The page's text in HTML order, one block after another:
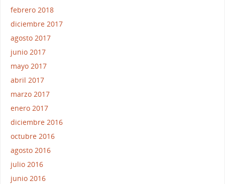
febrero 2018
diciembre 2017
agosto 2017
junio 2017
mayo 2017
abril 2017
marzo 2017
enero 2017
diciembre 2016
octubre 2016
agosto 2016
julio 2016
junio 2016